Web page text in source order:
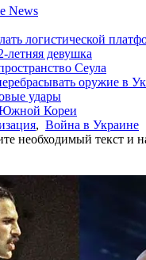
News
логистической
летняя девушка
Сеула
оружие в
удары
Кореи
, Война в Украине
необходимый текст и